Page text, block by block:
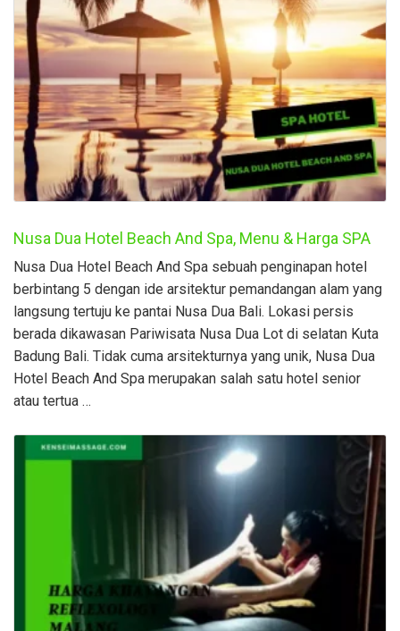
Nusa Dua Hotel Beach And Spa, Menu & Harga SPA
Nusa Dua Hotel Beach And Spa sebuah penginapan hotel
berbintang 5 dengan ide arsitektur pemandangan alam yang
langsung tertuju ke pantai Nusa Dua Bali. Lokasi persis
berada dikawasan Pariwisata Nusa Dua Lot di selatan Kuta
Badung Bali. Tidak cuma arsitekturnya yang unik, Nusa Dua
Hotel Beach And Spa merupakan salah satu hotel senior
atau tertua …